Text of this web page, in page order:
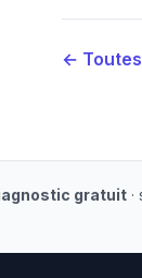
←
gratuit·